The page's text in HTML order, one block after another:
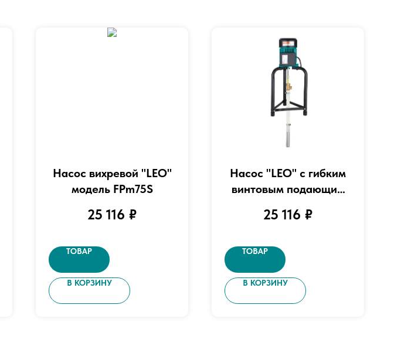
Насос вихревой "LEO"
модель FPm75S
25 116 ₽
ТОВАР
В КОРЗИНУ
Насос "LEO" с гибким
винтовым подающим
30
25 116 ₽
ТОВАР
В КОРЗИНУ